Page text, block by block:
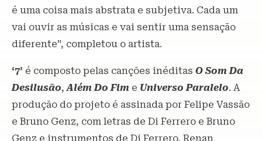
é uma coisa mais abstrata e subjetiva. Cada um
vai ouvir as músicas e vai sentir uma sensação
diferente”, completou o artista.
‘7’ é composto pelas canções inéditas O Som Da
Desilusão,Além Do Fim e Universo Paralelo. A
produção do projeto é assinada por Felipe Vassão
e Bruno Genz, com letras de Di Ferrero e Bruno
Genz e instrumentos de Di Ferrero, Renan